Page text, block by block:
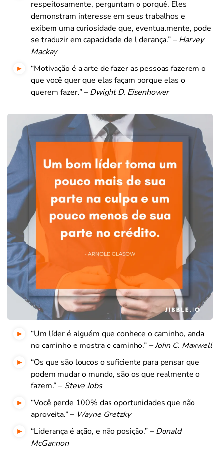
respeitosamente, perguntam o porquê. Eles
demonstram interesse em seus trabalhos e
exibem uma curiosidade que, eventualmente, pode
se traduzir em capacidade de liderança.” – Harvey
Mackay
“Motivação é a arte de fazer as pessoas fazerem o
que você quer que elas façam porque elas o
querem fazer.” – Dwight D. Eisenhower
“Um líder é alguém que conhece o caminho, anda
no caminho e mostra o caminho.” – John C. Maxwell
“Os que são loucos o suficiente para pensar que
podem mudar o mundo, são os que realmente o
fazem.” – Steve Jobs
“Você perde 100% das oportunidades que não
aproveita.” – Wayne Gretzky
“Liderança é ação, e não posição.” – Donald
McGannon